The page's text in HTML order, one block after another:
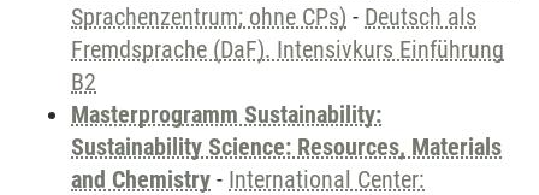
Sprachenzentrum; ohne CPs) - Deutsch als
Fremdsprache (DaF). Intensivkurs Einführung
B2
Masterprogramm Sustainability:
Sustainability Science: Resources, Materials
and Chemistry - International Center: